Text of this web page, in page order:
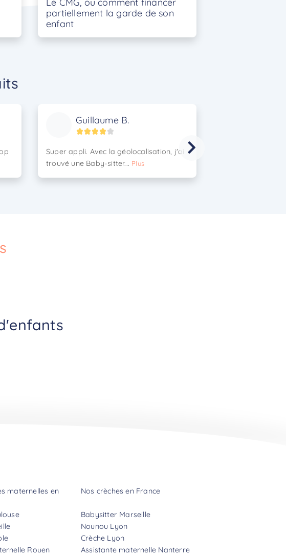
Le CMG, ou comment financer
partiellement la garde de son
enfant
Guillaume B.
Super appli. Avec la géolocalisation, j'ai
trouvé une Baby-sitter... Plus
maternelles en
Nos crèches en France
Babysitter Marseille
Nounou Lyon
Crèche Lyon
Rouen Assistante maternelle Nanterre